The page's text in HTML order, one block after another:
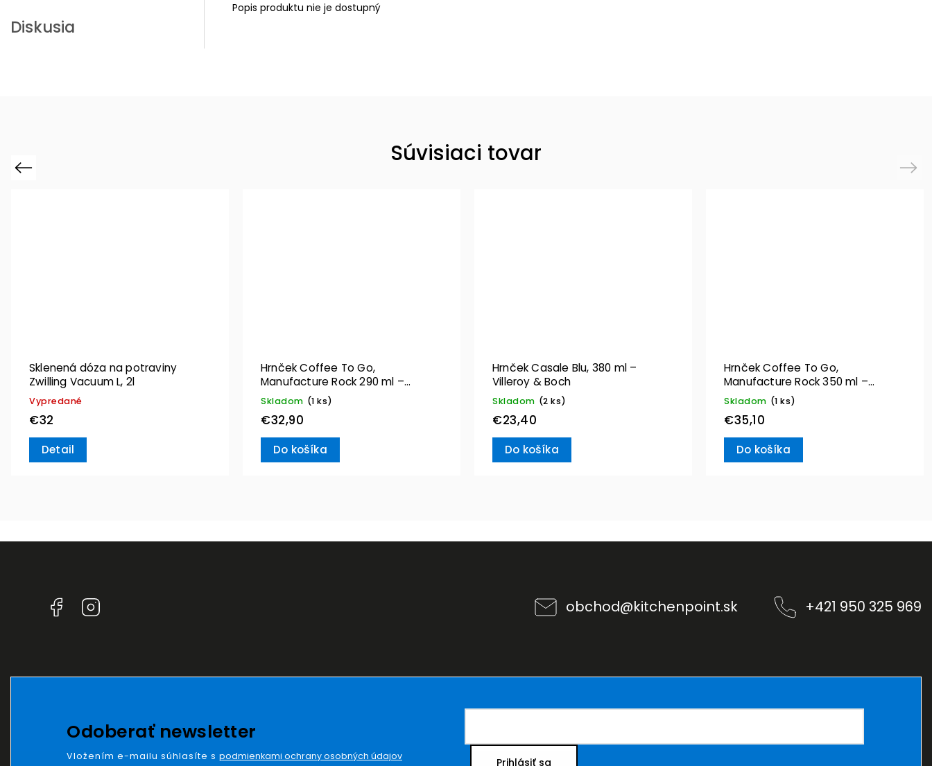
Diskusia
Popis produktu nie je dostupný
Súvisiaci tovar
Previous
Sklenená dóza na potraviny
Zwilling Vacuum L, 2l
Vypredané
€32
Detail
Hrnček Coffee To Go,
Manufacture Rock 290 ml –
Villeroy & Boch
Skladom (1 ks)
€32,90
Do košíka
Hrnček Casale Blu, 380 ml –
Villeroy & Boch
Skladom (2 ks)
€23,40
Do košíka
Hrnček Coffee To Go,
Manufacture Rock 350 ml –
Villeroy & Boch
Skladom (1 ks)
€35,10
Do košíka
Next
Facebook obchod@kitchenpoint.sk +421 950 325 969
Odoberať newsletter
Vložením e-mailu súhlasíte s podmienkami ochrany osobných údajov Prihlásiť sa